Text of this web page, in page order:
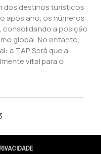
dos destinos turísticos
após ano, os números
consolidando a posição
global. No entanto,
a TAP. Será que a
vital para o